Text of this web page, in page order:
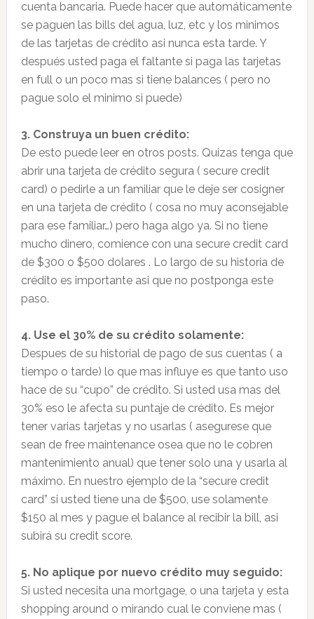
cuenta bancaria. Puede hacer que automáticamente
se paguen las bills del agua, luz, etc y los minimos
de las tarjetas de crédito asi nunca esta tarde. Y
después usted paga el faltante si paga las tarjetas
en full o un poco mas si tiene balances ( pero no
pague solo el minimo si puede)
3. Construya un buen crédito:
De esto puede leer en otros posts. Quizas tenga que
abrir una tarjeta de crédito segura ( secure credit
card) o pedirle a un familiar que le deje ser cosigner
en una tarjeta de crédito ( cosa no muy aconsejable
para ese familiar…) pero haga algo ya. Si no tiene
mucho dinero, comience con una secure credit card
de $300 o $500 dolares . Lo largo de su historia de
crédito es importante asi que no postponga este
paso.
4. Use el 30% de su crédito solamente:
Despues de su historial de pago de sus cuentas ( a
tiempo o tarde) lo que mas influye es que tanto uso
hace de su “cupo” de crédito. Si usted usa mas del
30% eso le afecta su puntaje de crédito. Es mejor
tener varias tarjetas y no usarlas ( asegurese que
sean de free maintenance osea que no le cobren
mantenimiento anual) que tener solo una y usarla al
máximo. En nuestro ejemplo de la “secure credit
card” si usted tiene una de $500, use solamente
$150 al mes y pague el balance al recibir la bill, asi
subirá su credit score.
5. No aplique por nuevo crédito muy seguido:
Si usted necesita una mortgage, o una tarjeta y esta
shopping around o mirando cual le conviene mas (